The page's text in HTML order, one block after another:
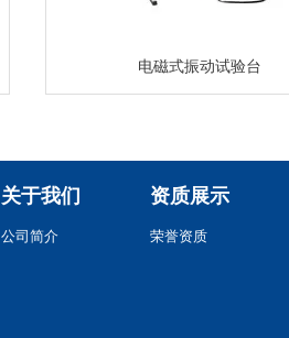
电磁式振动试验台
关于我们
公司简介
资质展示
荣誉资质